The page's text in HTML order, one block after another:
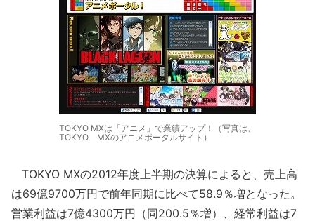
TOKYO MXは「アニメ」で業績アップ！（写真は、
TOKYO MXのアニメポータルサイト）
TOKYO MXの2012年度上半期の決算によると、売上高
は69億9700万円で前年同期に比べて58.9％増となった。
営業利益は7億4300万円（同200.5％増）、経常利益は7